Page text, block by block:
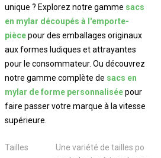
unique ? Explorez notre gamme sacs
en mylar découpés à l'emporte-
piècepour des emballages originaux
aux formes ludiques et attrayantes
pour le consommateur. Ou découvrez
notre gamme complète de sacs en
mylar de forme personnaliséepour
faire passer votre marque à la vitesse
supérieure.
Tailles
Une variété de tailles po